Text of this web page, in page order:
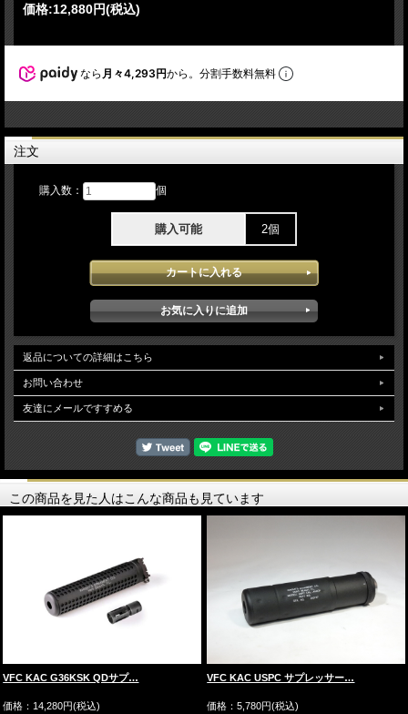
価格:12,880円(税込)
なら 月々4,293円から。分割手数料無料
注文
購入数： 個
購入可能 2個
返品についての詳細はこちら
お問い合わせ
友達にメールですすめる
この商品を見た人はこんな商品も見ています
VFC KAC G36KSK QDサプ…
価格：14,280円(税込)
VFC KAC USPC サプレッサー…
価格：5,780円(税込)